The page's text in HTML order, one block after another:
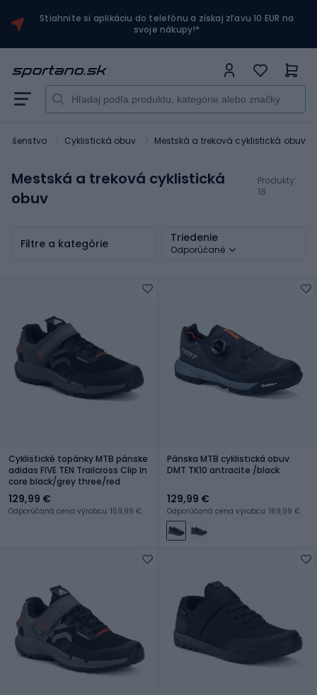
Stiahnite si aplikáciu do telefónu a získaj zľavu 10 EUR na
svoje nákupy!*
Cyklistická obuv Mestská a treková cyklistická obuv
Mestská a treková cyklistická
obuv
Produkty:
18
Filtre a kategórie Triedenie
Odporúčané
Cyklistické topánky MTB pánske
adidas FIVE TEN Trailcross Clip In
core black/grey three/red
129,99 €
Odporúčaná cena výrobcu: 159,99 €
Pánska MTB cyklistická obuv
DMT TK10 antracite /black
129,99 €
Odporúčaná cena výrobcu: 169,99 €